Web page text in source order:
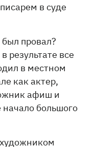
в суде
провал?
результате все
в местном
как актер,
афиш и
большого